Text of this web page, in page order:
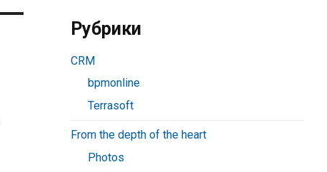
Рубрики
CRM
bpmonline
Terrasoft
From the depth of the heart
Photos